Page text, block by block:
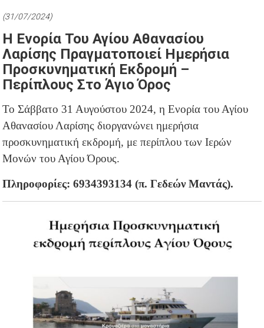
(31/07/2024)
Η Ενορία Του Αγίου Αθανασίου
Λαρίσης Πραγματοποιεί Ημερήσια
Προσκυνηματική Εκδρομή –
Περίπλους Στο Άγιο Όρος
Το Σάββατο 31 Αυγούστου 2024, η Ενορία του Αγίου
Αθανασίου Λαρίσης διοργανώνει ημερήσια
προσκυνηματική εκδρομή, με περίπλου των Ιερών
Μονών του Αγίου Όρους.
Πληροφορίες: 6934393134 (π. Γεδεών Μαντάς).